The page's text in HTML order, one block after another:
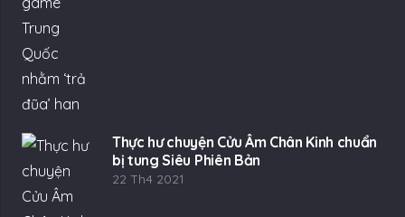
Thực hư chuyện Cửu Âm Chân Kinh chuẩn
bị tung Siêu Phiên Bản
22 Th4 2021